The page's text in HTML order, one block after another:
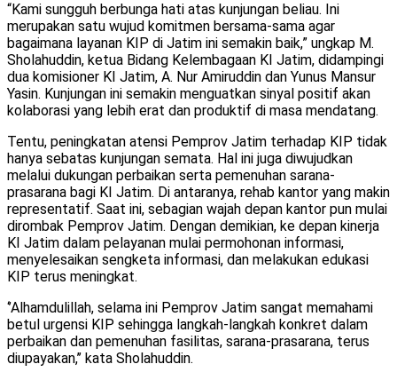
“Kami sungguh berbunga hati atas kunjungan beliau. Ini
merupakan satu wujud komitmen bersama-sama agar
bagaimana layanan KIP di Jatim ini semakin baik,” ungkap M.
Sholahuddin, ketua Bidang Kelembagaan KI Jatim, didampingi
dua komisioner KI Jatim, A. Nur Amiruddin dan Yunus Mansur
Yasin. Kunjungan ini semakin menguatkan sinyal positif akan
kolaborasi yang lebih erat dan produktif di masa mendatang.
Tentu, peningkatan atensi Pemprov Jatim terhadap KIP tidak
hanya sebatas kunjungan semata. Hal ini juga diwujudkan
melalui dukungan perbaikan serta pemenuhan sarana-
prasarana bagi KI Jatim. Di antaranya, rehab kantor yang makin
representatif. Saat ini, sebagian wajah depan kantor pun mulai
dirombak Pemprov Jatim. Dengan demikian, ke depan kinerja
KI Jatim dalam pelayanan mulai permohonan informasi,
menyelesaikan sengketa informasi, dan melakukan edukasi
KIP terus meningkat.
‘’Alhamdulillah, selama ini Pemprov Jatim sangat memahami
betul urgensi KIP sehingga langkah-langkah konkret dalam
perbaikan dan pemenuhan fasilitas, sarana-prasarana, terus
diupayakan,’’ kata Sholahuddin.